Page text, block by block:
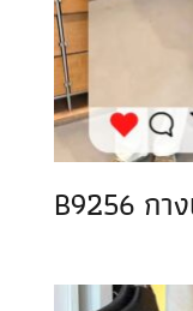
B9256 กา